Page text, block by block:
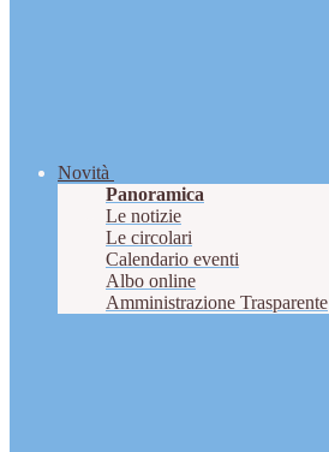
Novità
Panoramica
Le notizie
Le circolari
Calendario eventi
Albo online
Amministrazione Trasparente